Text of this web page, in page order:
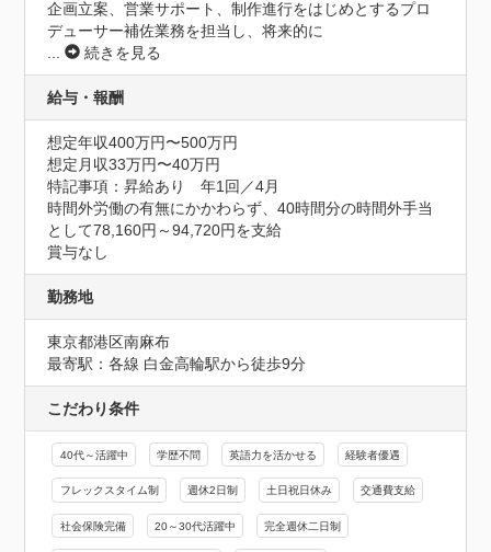
企画立案、営業サポート、制作進行をはじめとするプロ
デューサー補佐業務を担当し、将来的に
...
続きを見る
給与・報酬
想定年収400万円〜500万円
想定月収33万円〜40万円
特記事項：昇給あり　年1回／4月
時間外労働の有無にかかわらず、40時間分の時間外手当
として78,160円～94,720円を支給
賞与なし
勤務地
東京都港区南麻布
最寄駅：各線 白金高輪駅から徒歩9分
こだわり条件
40代～活躍中 学歴不問 英語力を活かせる 経験者優遇
フレックスタイム制 週休2日制 土日祝日休み 交通費支給
社会保険完備 20～30代活躍中 完全週休二日制